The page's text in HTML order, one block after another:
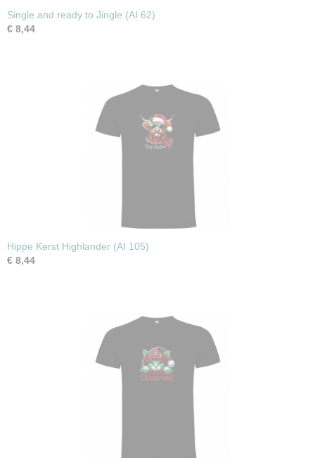
Single and ready to Jingle (AI 62)
€ 8,44
Hippe Kerst Highlander (AI 105)
€ 8,44